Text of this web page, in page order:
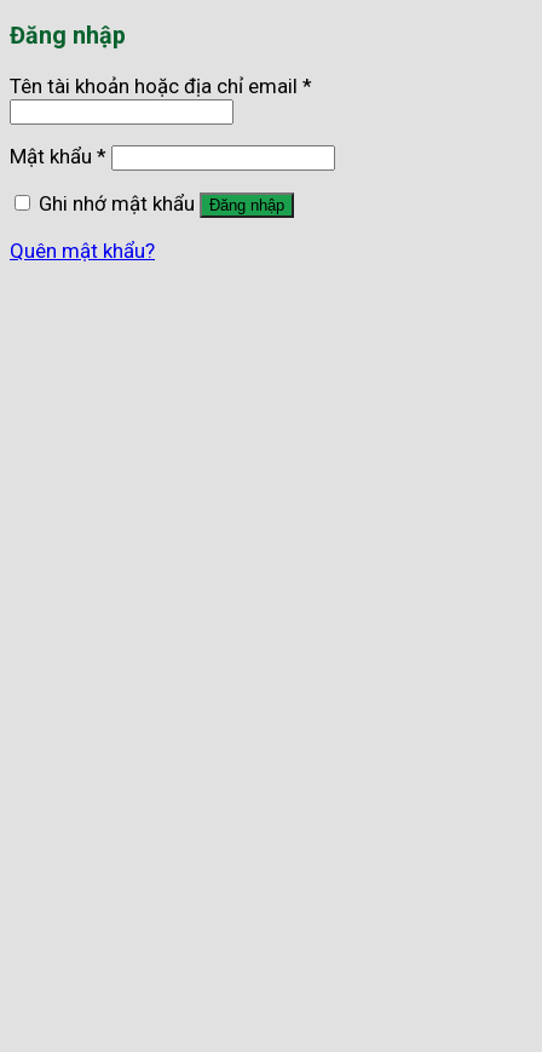
Đăng nhập
Tên tài khoản hoặc địa chỉ email *
Mật khẩu *
Ghi nhớ mật khẩu
Đăng nhập
Quên mật khẩu?